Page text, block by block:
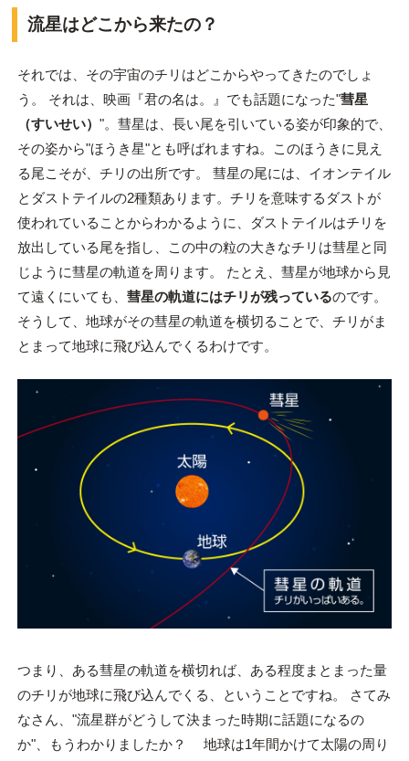
流星はどこから来たの？
それでは、その宇宙のチリはどこからやってきたのでしょ
う。 それは、映画『君の名は。』でも話題になった"彗星
（すいせい） "。彗星は、長い尾を引いている姿が印象的で、
その姿から"ほうき星"とも呼ばれますね。このほうきに見え
る尾こそが、チリの出所です。 彗星の尾には、イオンテイル
とダストテイルの2種類あります。チリを意味するダストが
使われていることからわかるように、ダストテイルはチリを
放出している尾を指し、この中の粒の大きなチリは彗星と同
じように彗星の軌道を周ります。 たとえ、彗星が地球から見
て遠くにいても、 彗星の軌道にはチリが残っているのです。
そうして、地球がその彗星の軌道を横切ることで、チリがま
とまって地球に飛び込んでくるわけです。
つまり、ある彗星の軌道を横切れば、ある程度まとまった量
のチリが地球に飛び込んでくる、ということですね。 さてみ
なさん、"流星群がどうして決まった時期に話題になるの
か"、もうわかりましたか？ 地球は1年間かけて太陽の周り